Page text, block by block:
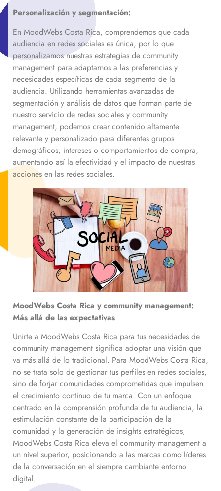
Personalización y segmentación:
En MoodWebs Costa Rica, comprendemos que cada
audiencia en redes sociales es única, por lo que
personalizamos nuestras estrategias de community
management para adaptarnos a las preferencias y
necesidades específicas de cada segmento de la
audiencia. Utilizando herramientas avanzadas de
segmentación y análisis de datos que forman parte de
nuestro servicio de redes sociales y community
management, podemos crear contenido altamente
relevante y personalizado para diferentes grupos
demográficos, intereses o comportamientos de compra,
aumentando así la efectividad y el impacto de nuestras
acciones en las redes sociales.
MoodWebs Costa Rica y community management:
Más allá de las expectativas
Unirte a MoodWebs Costa Rica para tus necesidades de
community management significa adoptar una visión que
va más allá de lo tradicional. Para MoodWebs Costa Rica,
no se trata solo de gestionar tus perfiles en redes sociales,
sino de forjar comunidades comprometidas que impulsen
el crecimiento continuo de tu marca. Con un enfoque
centrado en la comprensión profunda de tu audiencia, la
estimulación constante de la participación de la
comunidad y la generación de insights estratégicos,
MoodWebs Costa Rica eleva el community management a
un nivel superior, posicionando a las marcas como líderes
de la conversación en el siempre cambiante entorno
digital.